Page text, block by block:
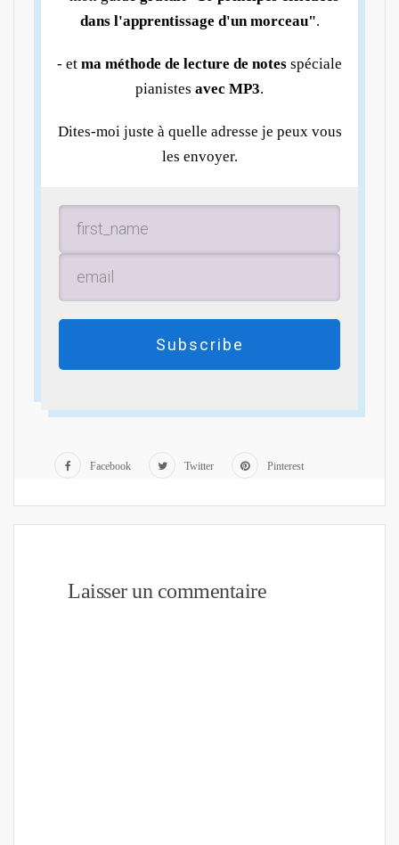
dans l'apprentissage d'un morceau".
- et ma méthode de lecture de notes spéciale
pianistes avec MP3.
Dites-moi juste à quelle adresse je peux vous
les envoyer.
Subscribe
Facebook Twitter Pinterest
Laisser un commentaire